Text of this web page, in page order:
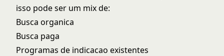
isso pode ser um mix de:
Busca organica
Busca paga
Programas de indicacao existentes